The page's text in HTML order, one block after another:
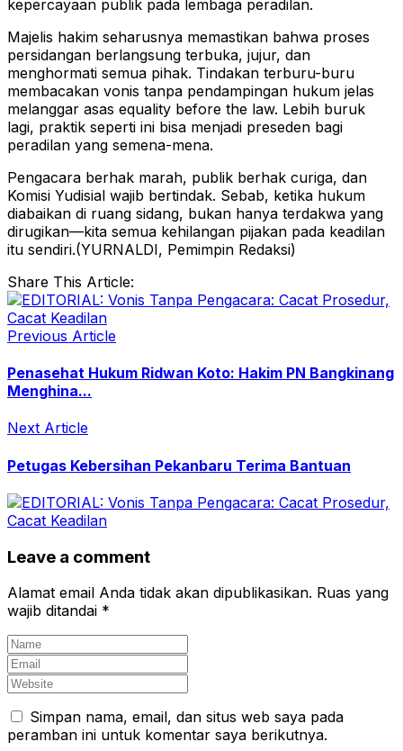
kepercayaan publik pada lembaga peradilan.
Majelis hakim seharusnya memastikan bahwa proses
persidangan berlangsung terbuka, jujur, dan
menghormati semua pihak. Tindakan terburu-buru
membacakan vonis tanpa pendampingan hukum jelas
melanggar asas equality before the law. Lebih buruk
lagi, praktik seperti ini bisa menjadi preseden bagi
peradilan yang semena-mena.
Pengacara berhak marah, publik berhak curiga, dan
Komisi Yudisial wajib bertindak. Sebab, ketika hukum
diabaikan di ruang sidang, bukan hanya terdakwa yang
dirugikan—kita semua kehilangan pijakan pada keadilan
itu sendiri.(YURNALDI, Pemimpin Redaksi)
Share This Article:
Previous Article
Penasehat Hukum Ridwan Koto: Hakim PN Bangkinang
Menghina...
Next Article
Petugas Kebersihan Pekanbaru Terima Bantuan
Leave a comment
Alamat email Anda tidak akan dipublikasikan. Ruas yang
wajib ditandai *
Simpan nama, email, dan situs web saya pada
peramban ini untuk komentar saya berikutnya.